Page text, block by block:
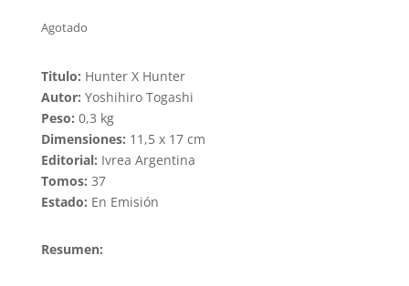
Agotado
Titulo: Hunter X Hunter
Autor: Yoshihiro Togashi
Peso: 0,3 kg
Dimensiones: 11,5 x 17 cm
Editorial: Ivrea Argentina
Tomos: 37
Estado: En Emisión
Resumen: